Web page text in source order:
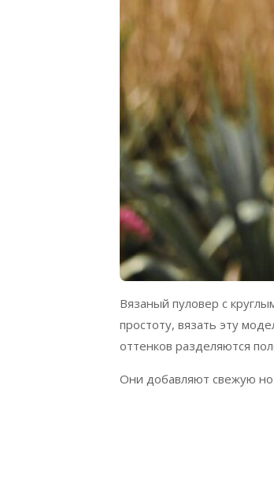
Вязаный пуловер с
простоту, вязать эту
оттенков разделяются
Они добавляют свежую